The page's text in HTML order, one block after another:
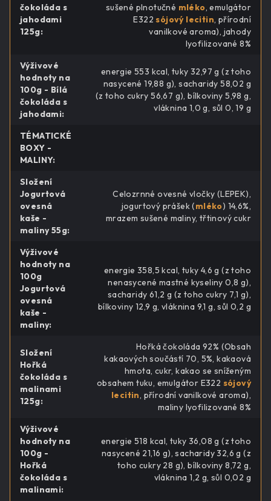
čokoláda s
jahodami
125g:
sušené plnotučné mléko, emulgátor
E322sójový lecitin, přírodní
vanilkové aroma), jahody
lyofilizované 8%
Výživové
hodnoty na
100g - Bílá
čokoláda s
jahodami:
energie 553 kcal, tuky 32,97 g (z toho
nasycené 19,88 g), sacharidy 58,02 g
(z toho cukry 56,67 g), bílkoviny 5,98 g,
vláknina 1,0 g, sůl 0, 19 g
TÉMATICKÉ
BOXY -
MALINY:
Složení
Jogurtová
ovesná
kaše -
maliny 55g:
Celozrnné ovesné vločky (LEPEK),
jogurtový prášek (mléko) 14,6%,
mrazem sušené maliny, třtinový cukr
Výživové
hodnoty na
100g
Jogurtová
ovesná
kaše -
maliny:
energie 358,5 kcal, tuky 4,6 g (z toho
nenasycené mastné kyseliny 0,8 g),
sacharidy 61,2 g (z toho cukry 7,1 g),
bílkoviny 12,9 g, vláknina 9,1 g, sůl 0,2 g
Složení
Hořká
čokoláda s
malinami
125g:
Hořká čokoláda 92% (Obsah
kakaových součástí 70, 5%, kakaová
hmota, cukr, kakao se sníženým
obsahem tuku, emulgátor E322 sójový
lecitin, přírodní vanilkové aroma),
maliny lyofilizované 8%
Výživové
hodnoty na
100g -
Hořká
čokoláda s
malinami:
energie 518 kcal, tuky 36,08 g (z toho
nasycené 21,16 g), sacharidy 32,6 g (z
toho cukry 28 g), bílkoviny 8,72 g,
vláknina 1,2 g, sůl 0,02 g